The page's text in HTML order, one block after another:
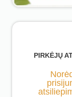
PIRKĖJŲ